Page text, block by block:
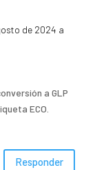
de 2024 a
a GLP
ECO.
Responder